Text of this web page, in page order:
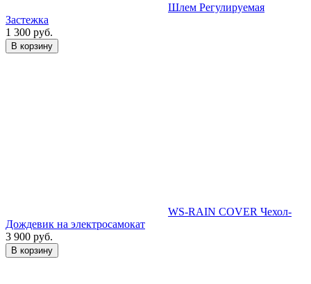
Шлем Регулируемая
Застежка
1 300 руб.
В корзину
WS-RAIN COVER Чехол-
Дождевик на электросамокат
3 900 руб.
В корзину